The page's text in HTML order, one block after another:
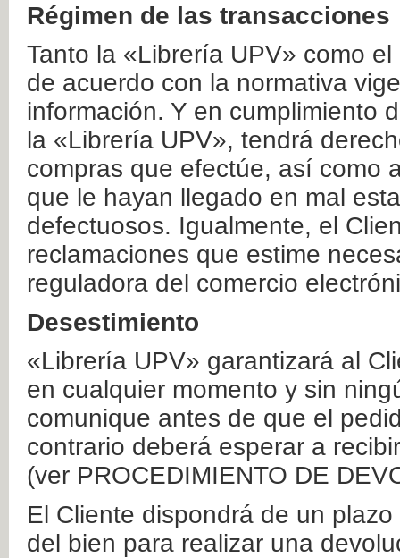
Régimen de las transacciones
Tanto la «Librería UPV» como
de acuerdo con la normativa
información. Y en cumplimiento
la «Librería UPV», tendrá
compras que efectúe, así como
que le hayan llegado en mal
defectuosos. Igualmente, el
reclamaciones que estime
reguladora del comercio
Desestimiento
«Librería UPV» garantizará al
en cualquier momento y sin
comunique antes de que el
contrario deberá esperar a
(ver PROCEDIMIENTO DE
El Cliente dispondrá de un
del bien para realizar una